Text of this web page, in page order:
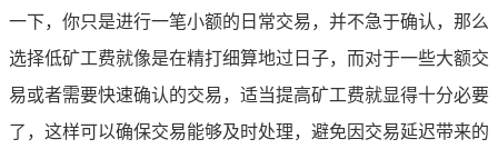
一下，你只是进行一笔小额的日常交易，并不急于确认，那么
选择低矿工费就像是在精打细算地过日子，而对于一些大额交
易或者需要快速确认的交易，适当提高矿工费就显得十分必要
了，这样可以确保交易能够及时处理，避免因交易延迟带来的